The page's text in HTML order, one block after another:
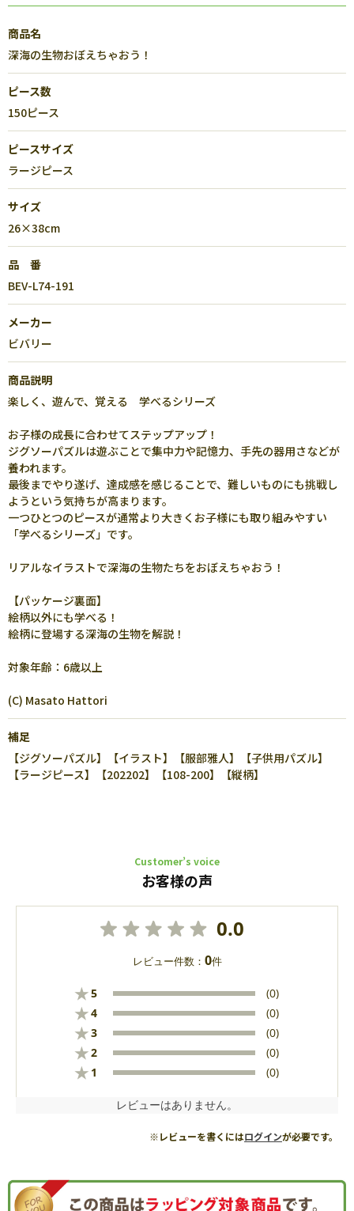
商品名
深海の生物おぼえちゃおう！
ピース数
150ピース
ピースサイズ
ラージピース
サイズ
26×38cm
品 番
BEV-L74-191
メーカー
ビバリー
商品説明
楽しく、遊んで、覚える 学べるシリーズ
お子様の成長に合わせてステップアップ！
ジグソーパズルは遊ぶことで集中力や記憶力、手先の器用さなどが
養われます。
最後までやり遂げ、達成感を感じることで、難しいものにも挑戦し
ようという気持ちが高まります。
一つひとつのピースが通常より大きくお子様にも取り組みやすい
「学べるシリーズ」です。
リアルなイラストで深海の生物たちをおぼえちゃおう！
【パッケージ裏面】
絵柄以外にも学べる！
絵柄に登場する深海の生物を解説！
対象年齢：6歳以上
(C) Masato Hattori
補足
【ジグソーパズル】【イラスト】【服部雅人】【子供用パズル】
【ラージピース】【202202】【108-200】【縦柄】
Customer’s voice
お客様の声
0.0
レビュー件数： 0件
★5 (0)
★4 (0)
★3 (0)
★2 (0)
★ 1 (0)
レビューはありません。
※レビューを書くにはログインが必要です。